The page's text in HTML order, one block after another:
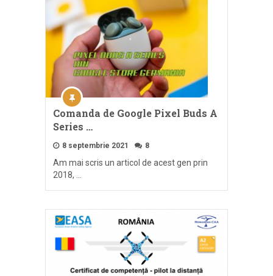
Comanda de Google Pixel Buds A
Series …
8 septembrie 2021 8
Am mai scris un articol de acest gen prin
2018, …